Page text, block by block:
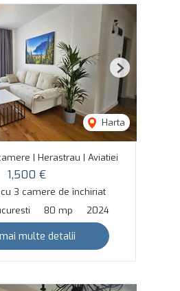
Harta
Next
| Herastrau | Aviatiei
1,500 €
3 camere de închiriat
80 mp 2024
multe detalii